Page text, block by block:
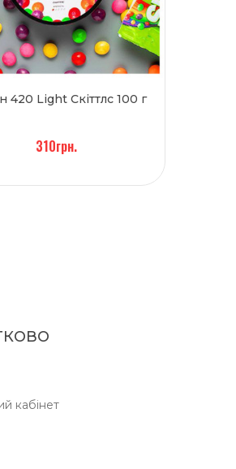
420 Light Скіттлс 100 г
310грн.
кабінет